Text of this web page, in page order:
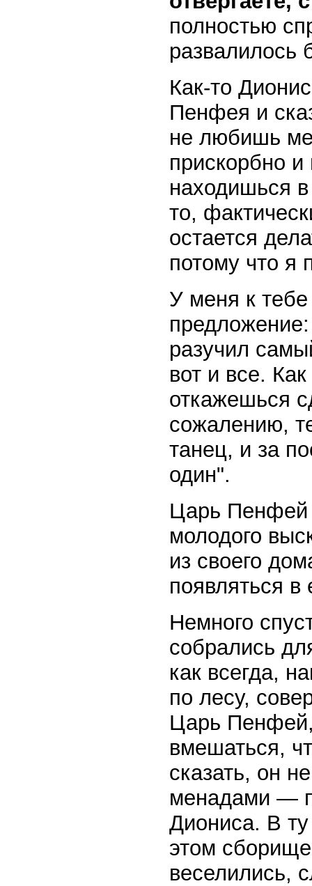
полностью
развалилось
Как-то
Пенфея и
не любишь
прискорбно и
находишься
то,
остается
потому что я
У меня к
разучил
вот и все.
откажешься
сожалению,
танец, и за
один".
Царь Пенфей
молодого
из своего
появляться в
Немного
собрались
как всегда,
по лесу,
Царь
вмешаться,
сказать, он
менадами —
Диониса. В
этом
веселились,